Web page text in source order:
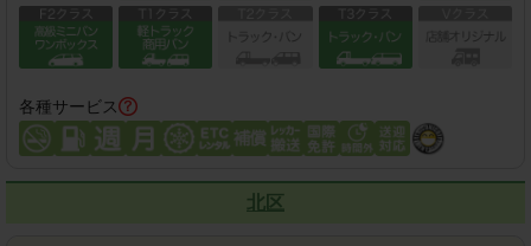
各種サービス
北区